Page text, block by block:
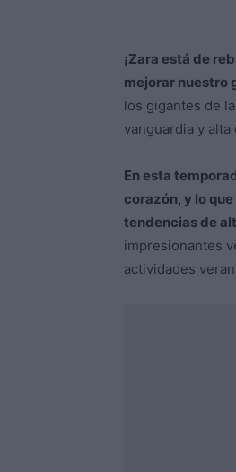
¡Zara está de
mejorar nuestro
los gigantes de
vanguardia y
En esta
corazón, y lo
tendencias de
impresionantes
actividades